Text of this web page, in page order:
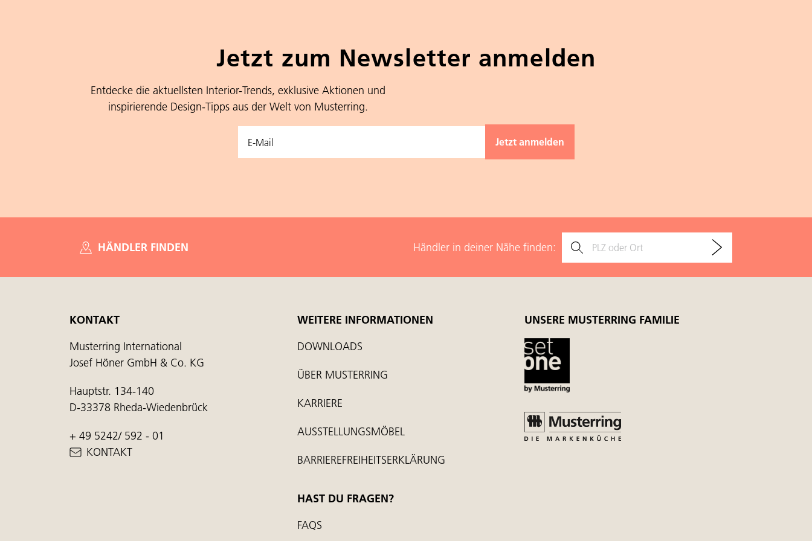
Jetzt zum Newsletter anmelden
Entdecke die aktuellsten Interior-Trends, exklusive Aktionen und
inspirierende Design-Tipps aus der Welt von Musterring.
HÄNDLER FINDEN Händler in deiner Nähe finden:
KONTAKT
Musterring International
Josef Höner GmbH & Co. KG
Hauptstr. 134-140
D-33378 Rheda-Wiedenbrück
+ 49 5242/ 592 - 01
KONTAKT
WEITERE INFORMATIONEN
DOWNLOADS
ÜBER MUSTERRING
KARRIERE
AUSSTELLUNGSMÖBEL
BARRIEREFREIHEITSERKLÄRUNG
HAST DU FRAGEN?
FAQS
UNSERE MUSTERRING FAMILIE